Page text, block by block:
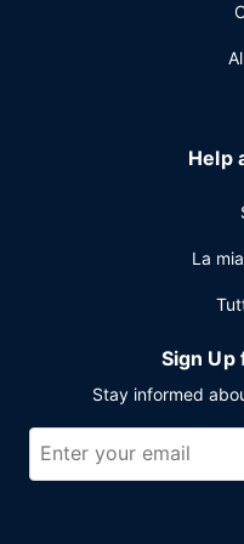
colazione a buffet è
alle ore 11:00 e nel fine
11:00, dietro pagamento
Potrai usufruire di un
limousine e check-in
quadrati di spazio con
riunioni. Una navetta per
Help
La
Sign
Stay informed